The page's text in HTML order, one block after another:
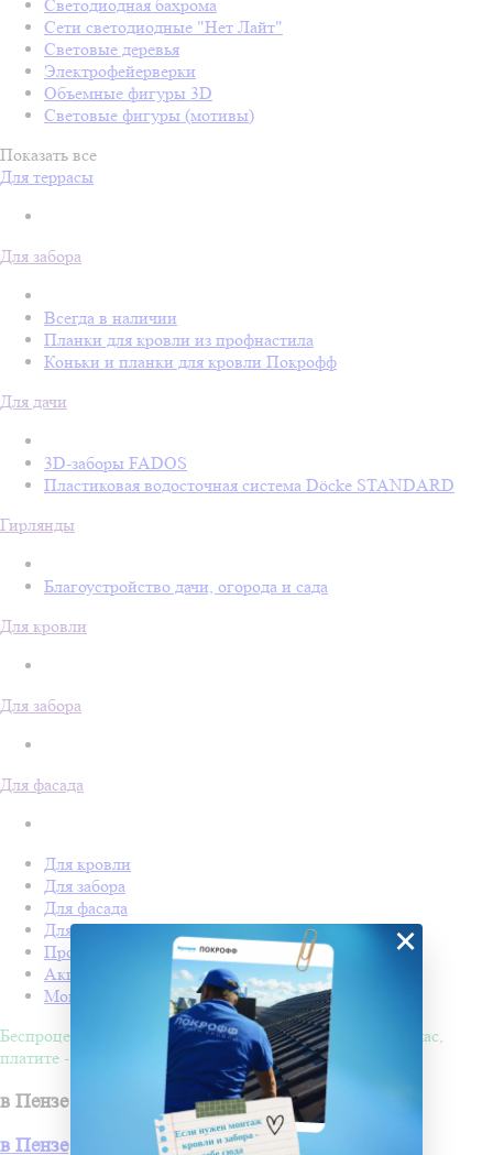
Светодиодная бахрома
Сети светодиодные "Нет Лайт"
Световые деревья
Электрофейерверки
Объемные фигуры 3D
Световые фигуры (мотивы)
Показать все
Для террасы
Для забора
Всегда в наличии
Планки для кровли из профнастила
Коньки и планки для кровли Покрофф
Для дачи
3D-заборы FADOS
Пластиковая водосточная система Döcke STANDARD
Гирлянды
Благоустройство дачи, огорода и сада
Для кровли
Для забора
Для фасада
Для кровли
Для забора
Для фасада
Для дачи
Производство Покрофф
Акции
Монтаж
Беспроцентная рассрочка на 4 месяца. Покупайте - сейчас,
платите - потом!
в Пензе
в Пензе
×